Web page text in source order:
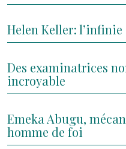
Helen Keller :
Des examinatrices
incroyable
Emeka Abugu,
homme de foi